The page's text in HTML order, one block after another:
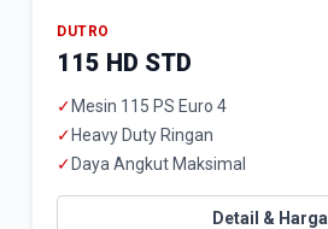
DUTRO
115 HD STD
✓ Mesin 115 PS Euro 4
✓ Heavy Duty Ringan
✓ Daya Angkut Maksimal
Detail & Harga